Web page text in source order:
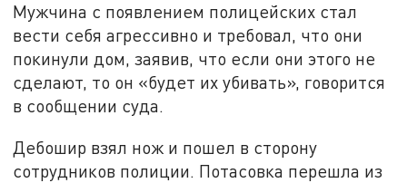
Мужчина с появлением полицейских стал
вести себя агрессивно и требовал, что они
покинули дом, заявив, что если они этого не
сделают, то он «будет их убивать», говорится
в сообщении суда.
Дебошир взял нож и пошел в сторону
сотрудников полиции. Потасовка перешла из